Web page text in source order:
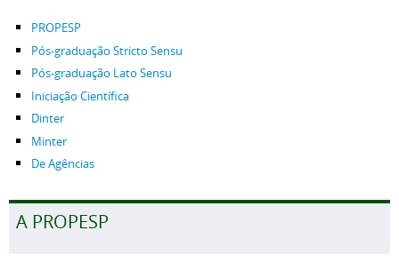
PROPESP
Pós-graduação Stricto Sensu
Pós-graduação Lato Sensu
Iniciação Científica
Dinter
Minter
De Agências
A PROPESP